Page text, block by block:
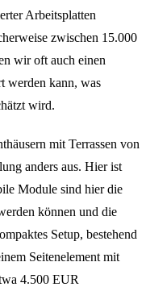
Arbeitsplatten
zwischen 15.000
wir oft auch einen
werden kann, was
wird.
mit Terrassen von
anders aus. Hier ist
Module sind hier die
können und die
Setup, bestehend
Seitenelement mit
4.500 EUR